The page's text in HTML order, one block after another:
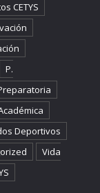
CETYS
P.
Deportivos
Vida